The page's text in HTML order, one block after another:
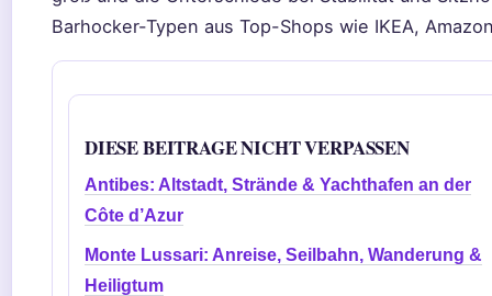
Barhocker-Typen aus Top-Shops wie IKEA,
DIESE BEITRAGE NICHT VERPASSEN
Antibes: Altstadt, Strände & Yachthafen an der
Côte d’Azur
Monte Lussari: Anreise, Seilbahn, Wanderung &
Heiligtum